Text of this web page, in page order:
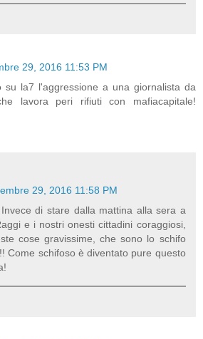
29, 2016 11:53 PM
su la7 l'aggressione a una giornalista da
lavora peri rifiuti con mafiacapitale!
29, 2016 11:58 PM
Invece di stare dalla mattina alla sera a
e i nostri onesti cittadini coraggiosi,
cose gravissime, che sono lo schifo
Come schifoso è diventato pure questo